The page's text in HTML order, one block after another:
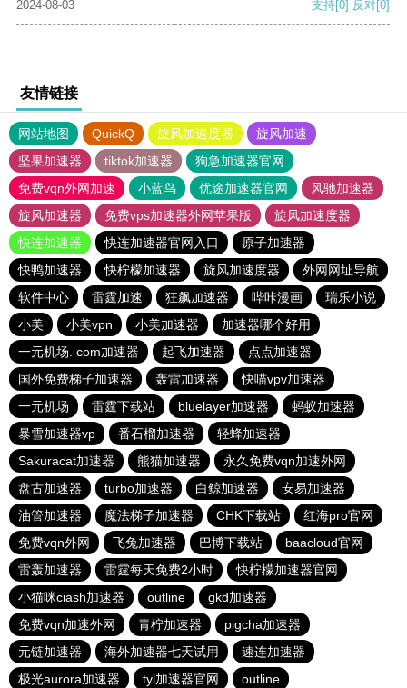
2024-08-03
支持[0] 反对[0]
友情链接
网站地图 QuickQ 旋风加速度器
旋风加速
坚果加速器
tiktok加速器
狗急加速器官网
免费vqn外网加速
小蓝鸟 优途加速器官网
风驰加速器
旋风加速器
免费vps加速器外网苹果版
旋风加速度器
快连加速器
快连加速器官网入口
原子加速器
快鸭加速器
快柠檬加速器 旋风加速度器
外网网址导航
软件中心
雷霆加速 狂飙加速器 哔咔漫画
瑞乐小说
小美
小美vpn 小美加速器
加速器哪个好用
一元机场. com加速器
起飞加速器
点点加速器
国外免费梯子加速器
轰雷加速器
快喵vpv加速器
一元机场
雷霆下载站 bluelayer加速器
蚂蚁加速器
暴雪加速器vp
番石榴加速器
轻蜂加速器
Sakuracat加速器
熊猫加速器
永久免费vqn加速外网
盘古加速器
turbo加速器 白鲸加速器
安易加速器
油管加速器
魔法梯子加速器 CHK下载站
红海pro官网
免费vqn外网
飞兔加速器 巴博下载站
baacloud官网
雷轰加速器
雷霆每天免费2小时
快柠檬加速器官网
小猫咪ciash加速器
outline
gkd加速器
免费vqn加速外网
青柠加速器
pigcha加速器
元链加速器
海外加速器七天试用
速连加速器
极光aurora加速器
tyl加速器官网 outline